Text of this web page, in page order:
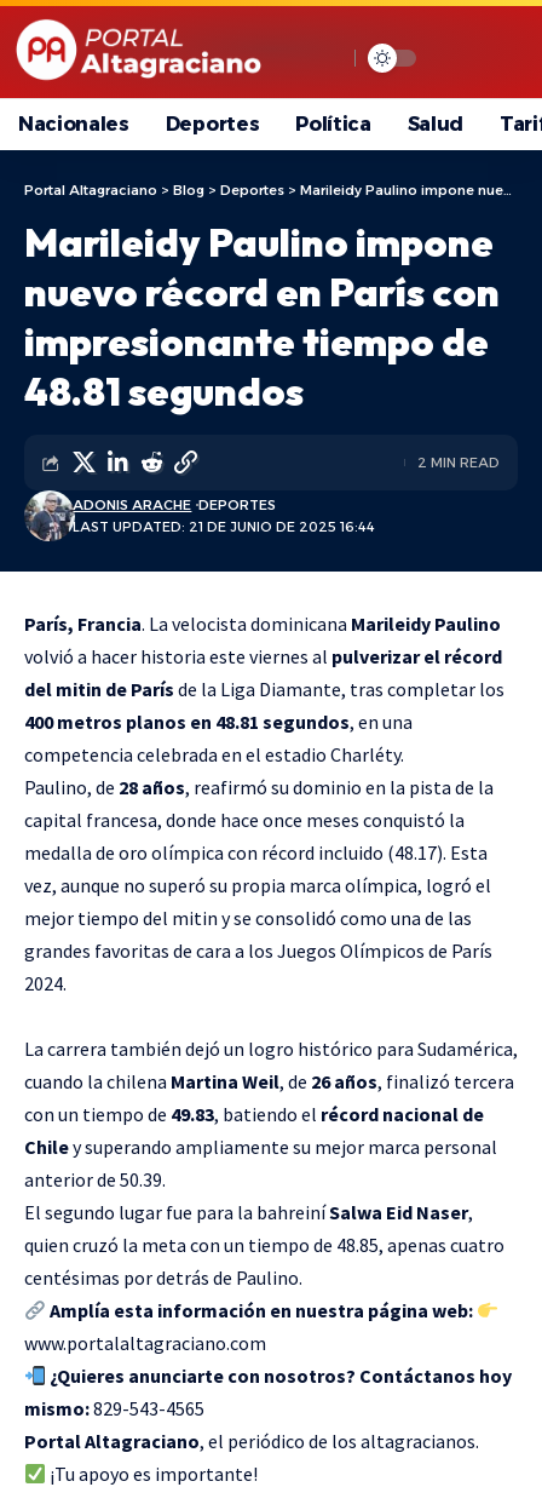
Nacionales Deportes Política Salud
Portal Altagraciano > Blog > Deportes > Marileidy Paulino impone nuevo récord en París con impresionante tiempo de 48.81 segundos
Marileidy Paulino impone
nuevo récord en París con
impresionante tiempo de
48.81 segundos
LAST UPDATED: 21 DE JUNIO DE 2025 16:44
ADONIS ARACHE DEPORTES
2 MIN READ
París, Francia. La velocista dominicana Marileidy Paulino
volvió a hacer historia este viernes al pulverizar el récord
del mitin de París de la Liga Diamante, tras completar los
400 metros planos en 48.81 segundos, en una
competencia celebrada en el estadio Charléty.
Paulino, de 28 años, reafirmó su dominio en la pista de la
capital francesa, donde hace once meses conquistó la
medalla de oro olímpica con récord incluido (48.17). Esta
vez, aunque no superó su propia marca olímpica, logró el
mejor tiempo del mitin y se consolidó como una de las
grandes favoritas de cara a los Juegos Olímpicos de París
2024.
La carrera también dejó un logro histórico para Sudamérica,
cuando la chilena Martina Weil, de 26 años, finalizó tercera
con un tiempo de 49.83, batiendo el récord nacional de
Chiley superando ampliamente su mejor marca personal
anterior de 50.39.
El segundo lugar fue para la bahreiníSalwa Eid Naser,
quien cruzó la meta con un tiempo de 48.85, apenas cuatro
centésimas por detrás de Paulino.
Amplía esta información en nuestra página web:
www.portalaltagraciano.com
¿Quieres anunciarte con nosotros? Contáctanos hoy
mismo:829-543-4565
Portal Altagraciano, el periódico de los altagracianos.
¡Tu apoyo es importante!